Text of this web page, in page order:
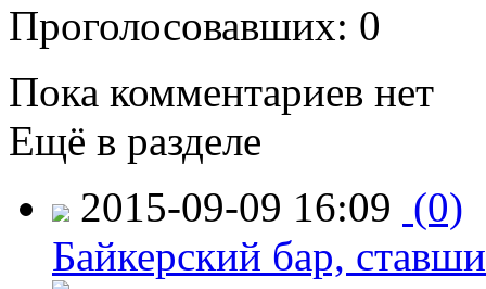
Проголосовавших: 0
Пока комментариев нет
Ещё в разделе
2015-09-09 16:09 (0)
Байкерский бар,